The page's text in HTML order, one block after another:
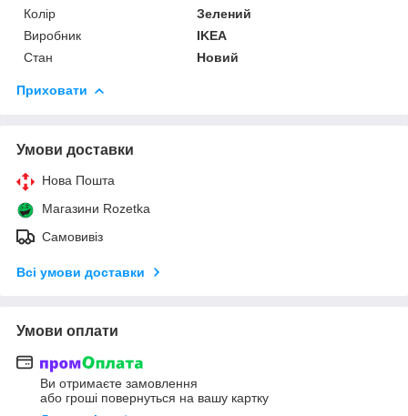
Колір
Зелений
Виробник
IKEA
Стан
Новий
Приховати
Умови доставки
Нова Пошта
Магазини Rozetka
Самовивіз
Всі умови доставки
Умови оплати
Ви отримаєте замовлення
або гроші повернуться на вашу картку